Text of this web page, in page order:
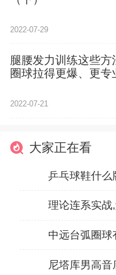
2022-07-29
腿腰发力训练这些方
圈球拉得更爆、更专
2022-07-21
大家正在看
乒乓球鞋什么
尼塔库男高